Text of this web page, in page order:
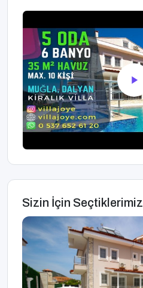
Sizin İçin Seçtiklerimiz